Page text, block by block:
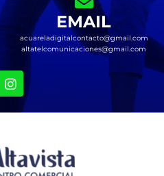
EMAIL
acuareladigitalcontacto@gmail.com
altatelcomunicaciones@gmail.com